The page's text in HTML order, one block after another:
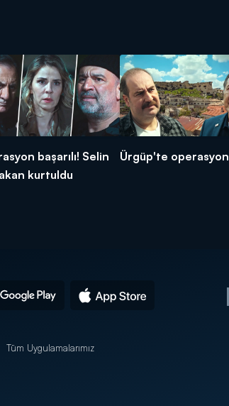
başarılı! Selin
kurtuldu
Ürgüp'te operasyon
Tüm Uygulamalarımız